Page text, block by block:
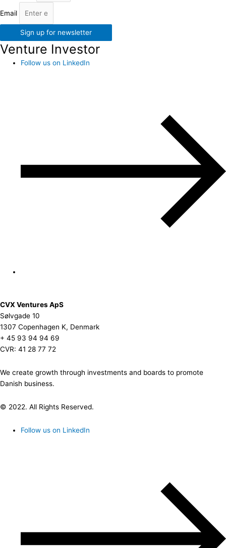
Email
Sign up for newsletter
Venture Investor
Follow us on LinkedIn
CVX Ventures ApS
Sølvgade 10
1307 Copenhagen K, Denmark
+ 45 93 94 94 69
CVR: 41 28 77 72
We create growth through investments and boards to promote
Danish business.
© 2022. All Rights Reserved.
Follow us on LinkedIn